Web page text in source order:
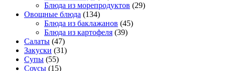
Блюда из морепродуктов (29)
Овощные блюда (134)
Блюда из баклажанов (45)
Блюда из картофеля (39)
Салаты (47)
Закуски (31)
Супы (55)
Соусы (15)